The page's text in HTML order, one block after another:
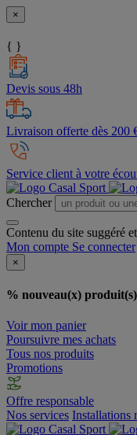
×
{ }
Devis sous 48h
Livraison offerte dès 200
Service client à votre
Chercher
Contenu du site suggéré
Mon compte Se connecter
×
% nouveau(x)
Voir mon panier
Poursuivre mes achats
Tous nos produits
Promotions
Offre responsable
Nos services Installations